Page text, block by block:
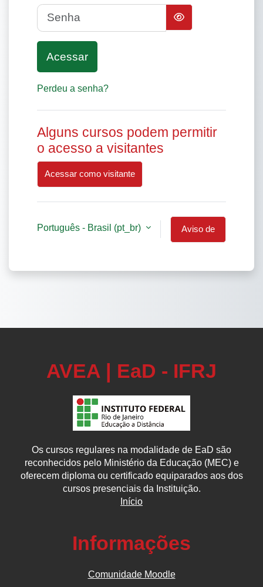
Senha
Acessar
Perdeu a senha?
Alguns cursos podem permitir
o acesso a visitantes
Acessar como visitante
Português - Brasil ‎(pt_br)‎
Aviso de
AVEA | EaD - IFRJ
Os cursos regulares na modalidade de EaD são
reconhecidos pelo Ministério da Educação (MEC) e
oferecem diploma ou certificado equiparados aos dos
cursos presenciais da Instituição.
Início
Informações
Comunidade Moodle